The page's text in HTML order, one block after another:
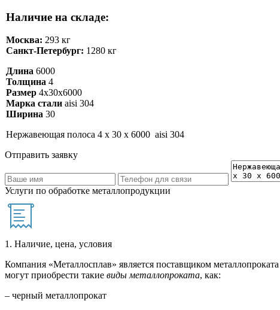
Наличие на складе:
Москва: 293 кг
Санкт-Петербург: 1280 кг
Длина 6000
Толщина 4
Размер 4х30х6000
Марка стали aisi 304
Ширина 30
Нержавеющая полоса 4 х 30 х 6000 aisi 304
Отправить заявку
Услуги по обработке металлопродукции
1. Наличие, цена, условия
Компания «Металлосплав» является поставщиком
могут приобрести такие виды металлопроката, как:
– черный металлопрокат